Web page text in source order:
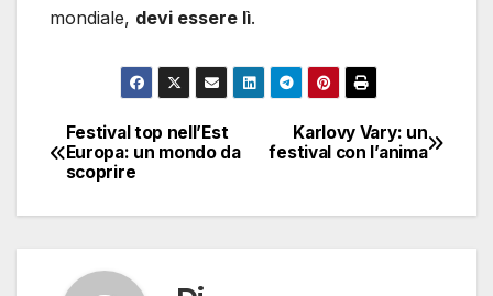
mondiale, devi essere lì.
Navigazione
articoli
Karlovy Vary: un
festival con l’anima
Festival top nell’Est
Europa: un mondo da
scoprire